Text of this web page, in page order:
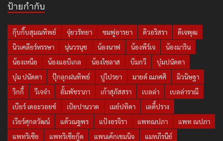
ป้ายกำกับ
กุ๊บกิ๊บสุมณทิพย์ จุ๋ยวรัทยา ชมพู่อารยา ดิวอริสรา
ดีเจพุฒ
นิวเคลียร์หรรษา
นุ่นวรนุช น้องนาฟ น้องพีร์เจ
น้องมาริน
น้องเหนือ
น้องแอบิเกล น้องไซลาส บีมกวี
บุ๋มปนัดดา
บุ๋ม ปนัดดา
ปุ๊กลุกฝนทิพย์ ปูไปรยา มายด์ ณภศศิ
มิวนิษฐา
วิกกี้
วีเจจ๋า อั้มพัชราภา เก้าสุภัสสรา เบลล่า
เบลล่าราณี
เบียร์ เดอะวอยซ์
เป้ยปานวาด เมย์ปทิดา
เลดี้ปราง
เวียร์ศุกลวัฒน์
แต้วณฐพร แป้งอรจิรา แพทณปภา
แพท ณปภา
แพทริเซีย
แพทริเซียกู๊ด แพนเค้กเขมนิจ
แมทภีรนีย์